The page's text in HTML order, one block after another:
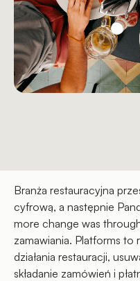
Branża restauracyjna
cyfrową, a następnie
more change was
zamawiania. Platforms
działania restauracji,
składanie zamówień i